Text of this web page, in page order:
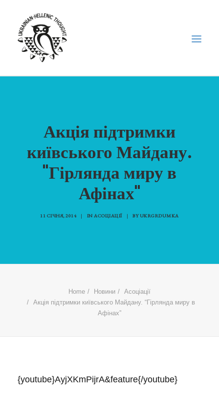
ГОЛОДОМОР
ФОРУМ УКРАЇНСЬКОЇ ДІАСПОРИ В ГРЕЦІЇ
ПРО НАС
“ВІСНИК”/”ΑΓΓΕΛΙΑΦΌΡΟΣ”
Акція підтримки
київського Майдану.
"Гірлянда миру в
Афінах"
11 СІЧНЯ, 2014 | INАСОЦІАЦІЇ | BYUKRGRDUMKA
Home Новини
Асоціації
Акція підтримки київського Майдану. “Гірлянда миру в
Афінах”
{youtube}AyjXKmPijrA&feature{/youtube}